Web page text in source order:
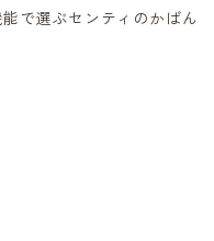
で選ぶセンティのかばん